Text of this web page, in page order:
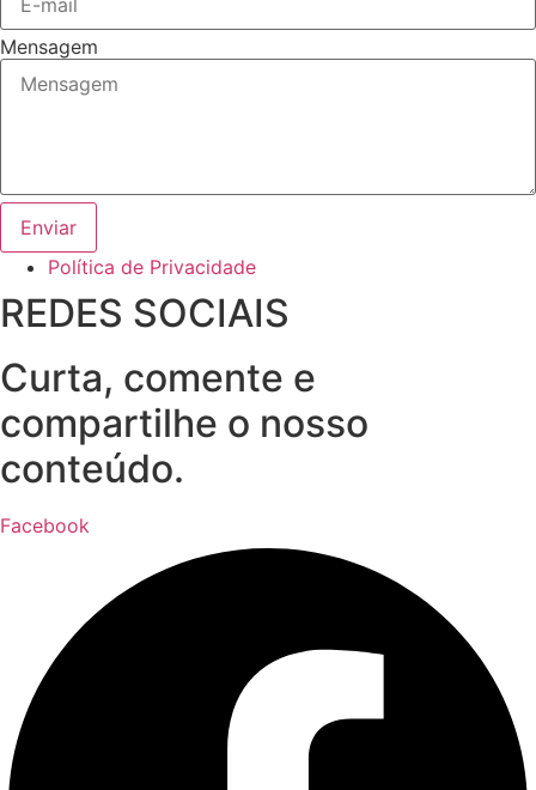
Mensagem
Enviar
Política de Privacidade
REDES SOCIAIS
Curta, comente e
compartilhe o nosso
conteúdo.
Facebook